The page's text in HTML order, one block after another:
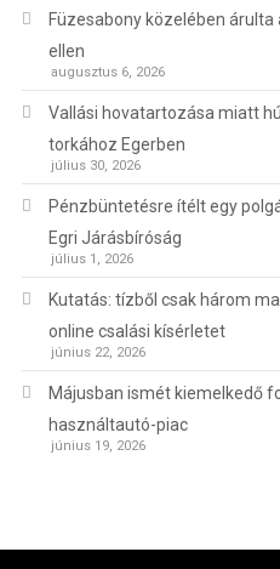
Füzesabony közelében
ellen
augusztus 6, 2026
Vallási hovatartozása miatt
torkához Egerben
július 30, 2026
Pénzbüntetésre ítélt egy
Egri Járásbíróság
július 1, 2026
Kutatás: tízből csak három
online csalási kísérletet
június 22, 2026
Májusban ismét kiemelkedő
használtautó-piac
június 19, 2026